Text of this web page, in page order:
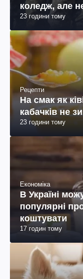
коледж, але
пояснення
23 години тому
Рецепти
На смак як
кабачків не
23 години тому
Економіка
В Україні
популярні
коштувати
17 годин тому